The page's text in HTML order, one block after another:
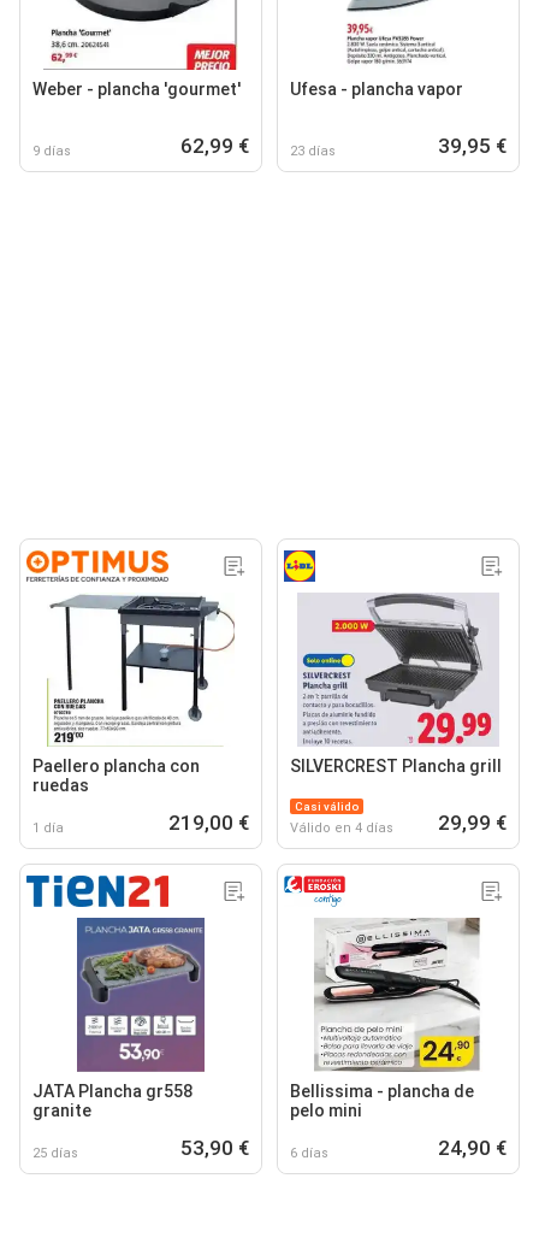
Weber - plancha 'gourmet'
9 días 62,99 €
Ufesa - plancha vapor
23 días 39,95 €
Paellero plancha con
ruedas
1 día 219,00 €
SILVERCREST Plancha grill
Casi válido
Válido en 4 días 29,99 €
JATA Plancha gr558
granite
25 días 53,90 €
Bellissima - plancha de
pelo mini
6 días 24,90 €